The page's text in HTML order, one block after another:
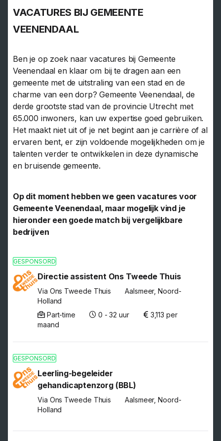
VACATURES BIJ GEMEENTE
VEENENDAAL
Ben je op zoek naar vacatures bij Gemeente
Veenendaal en klaar om bij te dragen aan een
gemeente met de uitstraling van een stad en de
charme van een dorp? Gemeente Veenendaal, de
derde grootste stad van de provincie Utrecht met
65.000 inwoners, kan uw expertise goed gebruiken.
Het maakt niet uit of je net begint aan je carrière of al
ervaren bent, er zijn voldoende mogelijkheden om je
talenten verder te ontwikkelen in deze dynamische
en bruisende gemeente.
Op dit moment hebben we geen vacatures voor
Gemeente Veenendaal, maar mogelijk vind je
hieronder een goede match bij vergelijkbare
bedrijven
GESPONSORD
Directie assistent Ons Tweede Thuis
Via Ons Tweede Thuis
Aalsmeer, Noord-
Holland
Part-time
0 - 32 uur
3,113 per
maand
GESPONSORD
Leerling-begeleider
gehandicaptenzorg (BBL)
Via Ons Tweede Thuis
Aalsmeer, Noord-
Holland